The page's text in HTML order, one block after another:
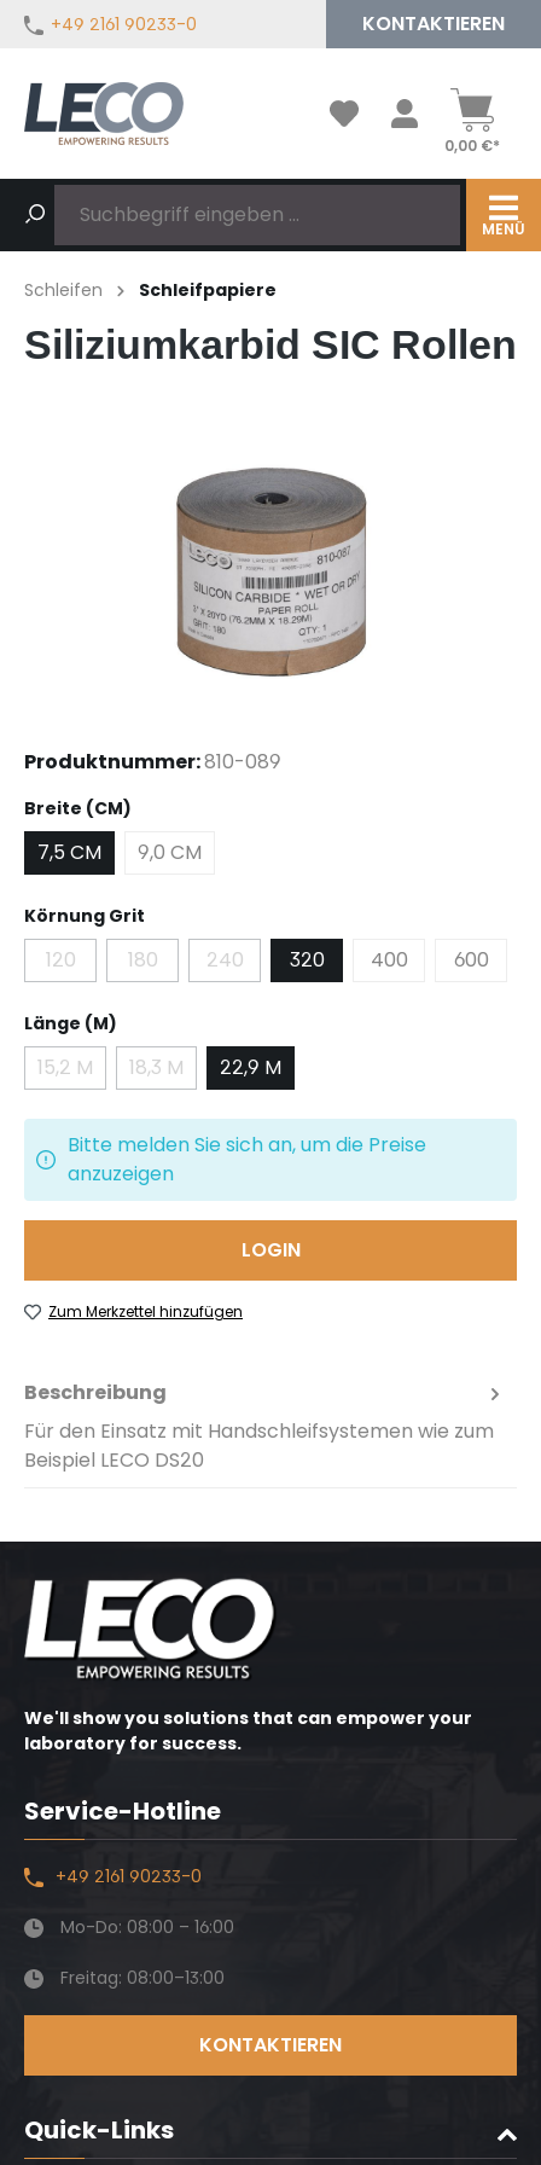
springen
+49 2161 90233-0 KONTAKTIEREN
MENÜ
0,00 €*
Schleifen Schleifpapiere
Siliziumkarbid SIC Rollen
Produktnummer:810-089
Breite (CM)
7,5 CM 9,0 CM
Körnung Grit
120(Diese Option ist zurzeit nicht verfügbar.)
180(Diese Option ist zurzeit nicht verfügbar.)
240(Diese Option ist zurzeit nicht
320 400 600
Länge (M)
15,2 M(Diese Option ist zurzeit nicht verfügbar.)
18,3 M(Diese Option ist zurzeit nicht verfügbar.)
22,9 M
Bitte melden Sie sich an, um die Preise
anzuzeigen
LOGIN
Zum Merkzettel hinzufügen
Beschreibung
Für den Einsatz mit Handschleifsystemen wie zum
Beispiel LECO DS20
We'll show you solutions that can empower your
laboratory for success.
Service-Hotline
+49 2161 90233-0
Mo-Do: 08:00 – 16:00
Freitag: 08:00–13:00
KONTAKTIEREN
Quick-Links